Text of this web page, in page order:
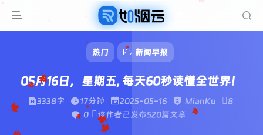
热门 新闻早报
05月16日，星期五, 每天60秒读懂全世界！
3338字 17分钟 2025-05-16 MianKu
8
0
该作者已发布520篇文章